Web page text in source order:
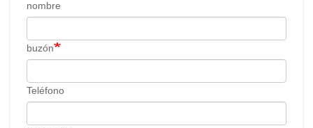
nombre
buzón
Teléfono